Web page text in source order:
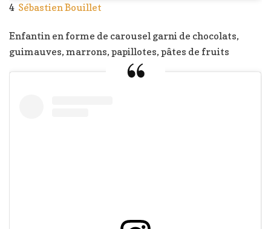
4 Sébastien Bouillet
Enfantin en forme de carousel garni de chocolats,
guimauves, marrons, papillotes, pâtes de fruits